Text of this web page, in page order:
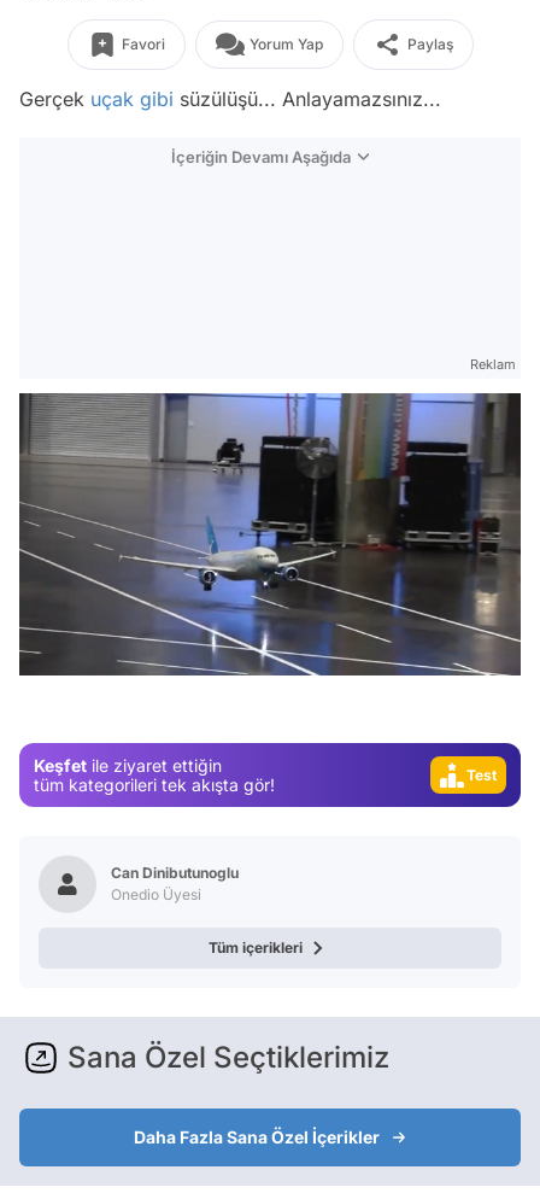
Favori Yorum Yap Paylaş
Gerçek uçak gibi süzülüşü... Anlayamazsınız...
İçeriğin Devamı Aşağıda
Reklam
Keşfet ile ziyaret ettiğin
tüm kategorileri tek akışta gör!
Video
Test
Test
Can Dinibutunoglu
Onedio Üyesi
Tüm içerikleri
Sana Özel Seçtiklerimiz
Daha Fazla Sana Özel İçerikler